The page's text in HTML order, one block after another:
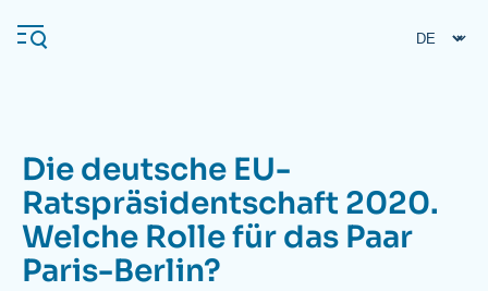
zum
Inhalt
Navigation
principale
Ifri
Die deutsche EU-
Ratspräsidentschaft 2020.
Welche Rolle für das Paar
Paris-Berlin?